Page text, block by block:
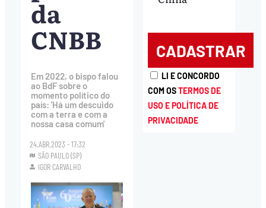
da
CNBB
Em 2022, o bispo falou
ao BdF sobre o
momento político do
país: 'Há um descuido
com a terra e com a
nossa casa comum'
24.ABR.2023 - 17:32
SÃO PAULO (SP)
IGOR CARVALHO
LI E CONCORDO
COM OSTERMOS DE
USO E POLÍTICA DE
PRIVACIDADE